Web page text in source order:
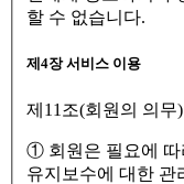
할 수 없습니다.
제4장 서비스 이용
제11조(회원의 의무)
① 회원은 필요에 따
유지보수에 대한 관